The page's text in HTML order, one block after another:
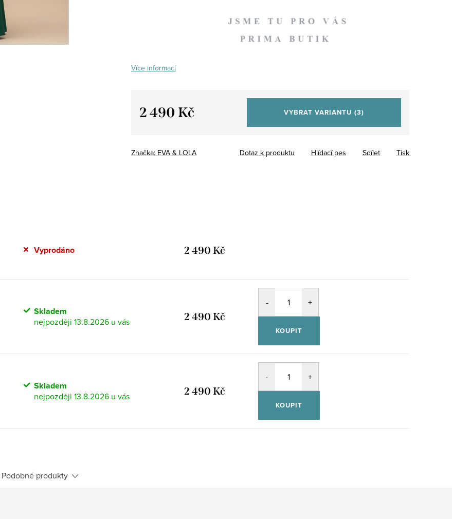
Více informací
2 490 Kč VYBRAT VARIANTU (3)
Značka: EVA & LOLA Tisk
Dotaz k produktu Hlídací pes Sdílet
Vyprodáno 2 490 Kč
Skladem
13.8.2026 2 490 Kč
KOUPIT
Skladem
13.8.2026 2 490 Kč
KOUPIT
Podobné produkty